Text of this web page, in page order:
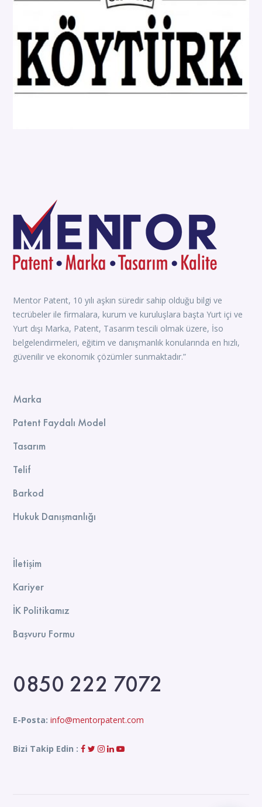
Mentor Patent, 10 yılı aşkın süredir sahip olduğu bilgi ve
tecrübeler ile firmalara, kurum ve kuruluşlara başta Yurt içi ve
Yurt dışı Marka, Patent, Tasarım tescili olmak üzere, İso
belgelendirmeleri, eğitim ve danışmanlık konularında en hızlı,
güvenilir ve ekonomik çözümler sunmaktadır.”
Marka
Patent Faydalı Model
Tasarım
Telif
Barkod
Hukuk Danışmanlığı
İletişim
Kariyer
İK Politikamız
Başvuru Formu
0850 222 7072
E-Posta: info@mentorpatent.com
Bizi Takip Edin :